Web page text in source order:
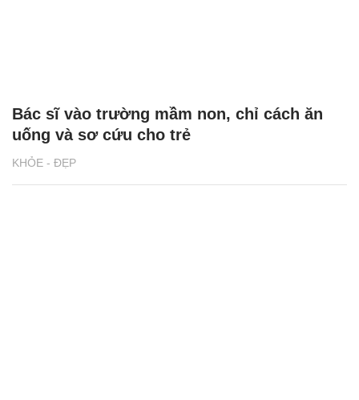
KHỎE - ĐẸP
Bác sĩ vào trường mầm non, chỉ cách ăn
uống và sơ cứu cho trẻ